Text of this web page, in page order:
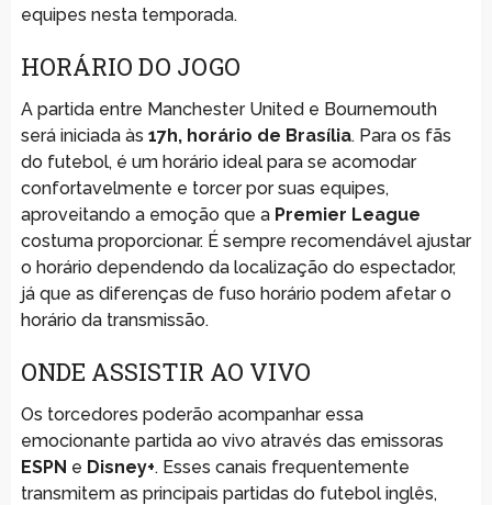
equipes nesta temporada.
HORÁRIO DO JOGO
A partida entre Manchester United e Bournemouth
será iniciada às 17h, horário de Brasília. Para os fãs
do futebol, é um horário ideal para se acomodar
confortavelmente e torcer por suas equipes,
aproveitando a emoção que a Premier League
costuma proporcionar. É sempre recomendável ajustar
o horário dependendo da localização do espectador,
já que as diferenças de fuso horário podem afetar o
horário da transmissão.
ONDE ASSISTIR AO VIVO
Os torcedores poderão acompanhar essa
emocionante partida ao vivo através das emissoras
ESPN e Disney+. Esses canais frequentemente
transmitem as principais partidas do futebol inglês,